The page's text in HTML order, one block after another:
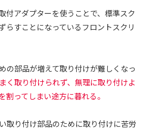
付アダプターを使うことで、標準スク
らすことになっているフロントスクリ
の部品が増えて取り付けが難しくなっ
く取り付けられず、無理に取り付けよ
割ってしまい途方に暮れる。
取り付け部品のために取り付けに苦労